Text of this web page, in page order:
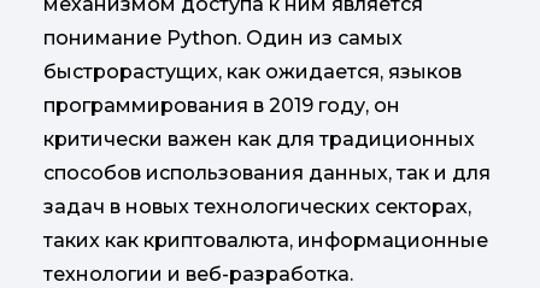
понимание Python. Один из самых
быстрорастущих, как ожидается, языков
программирования в 2019 году, он
критически важен как для традиционных
способов использования данных, так и для
задач в новых технологических секторах,
таких как криптовалюта, информационные
технологии и веб-разработка.